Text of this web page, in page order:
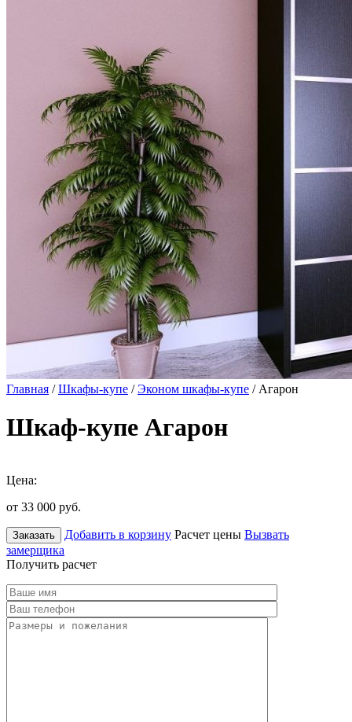
Главная /Шкафы-купе /Эконом шкафы-купе / Агарон
Шкаф-купе Агарон
Цена:
от 33 000 руб.
Заказать Добавить в корзину Расчет цены Вызвать
замерщика
Получить расчет